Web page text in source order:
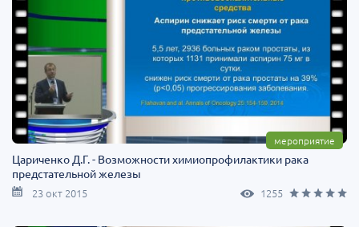
мероприятие
Цариченко Д.Г. - Возможности химиопрофилактики рака
предстательной железы
23 окт 2015 1255